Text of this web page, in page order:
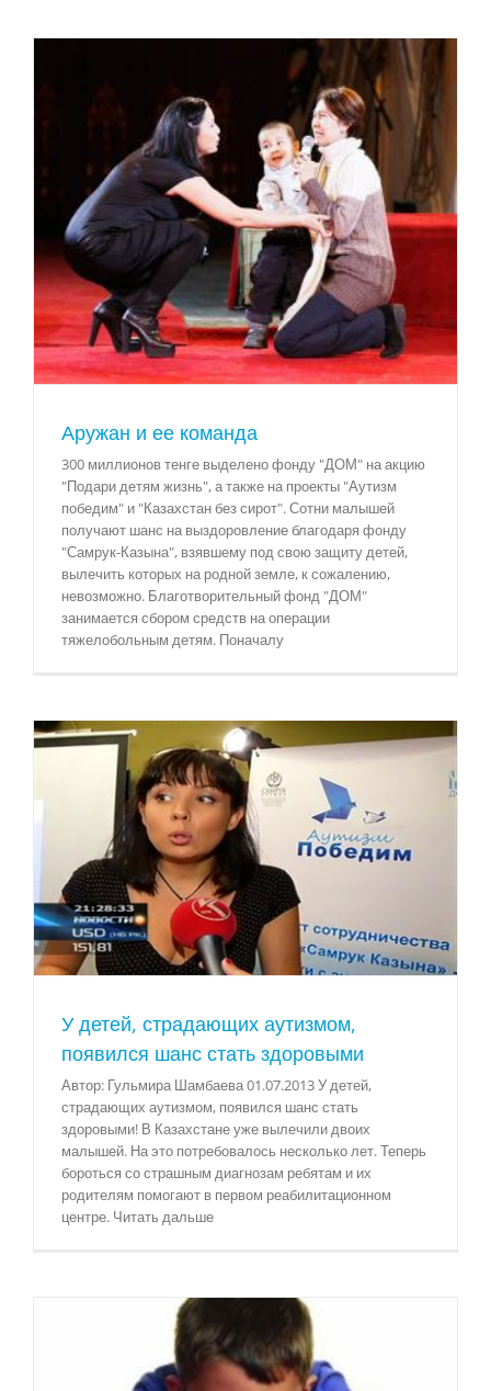
Аружан и ее команда
300 миллионов тенге выделено фонду "ДОМ" на акцию
"Подари детям жизнь", а также на проекты "Аутизм
победим" и "Казахстан без сирот". Сотни малышей
получают шанс на выздоровление благодаря фонду
"Самрук-Казына", взявшему под свою защиту детей,
вылечить которых на родной земле, к сожалению,
невозможно. Благотворительный фонд "ДОМ"
занимается сбором средств на операции
тяжелобольным детям. Поначалу
У детей, страдающих аутизмом,
появился шанс стать здоровыми
Автор: Гульмира Шамбаева 01.07.2013 У детей,
страдающих аутизмом, появился шанс стать
здоровыми! В Казахстане уже вылечили двоих
малышей. На это потребовалось несколько лет. Теперь
бороться со страшным диагнозам ребятам и их
родителям помогают в первом реабилитационном
центре. Читать дальше